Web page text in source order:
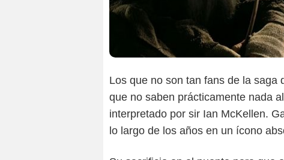
Los que no son tan fans de la saga
que no saben prácticamente nada
interpretado por sir Ian McKellen.
lo largo de los años en un ícono